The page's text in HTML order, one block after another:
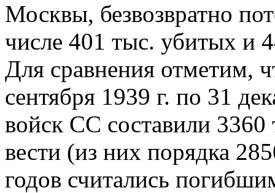
Москвы, безвозвратно
числе 401 тыс. убитых и
Для сравнения отметим,
сентября 1939 г. по 31
войск СС составили
вести (из них порядка
годов считались